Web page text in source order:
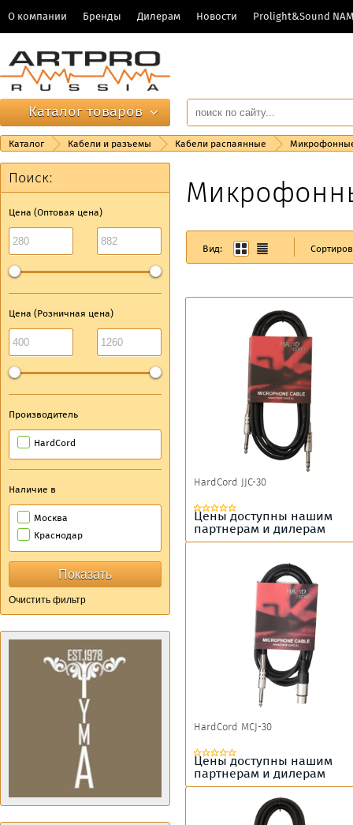
О компании Бренды Дилерам Новости Prolight&Sound
Каталог товаров
Каталог Кабели и разъемы Кабели распаянные
Поиск:
Цена (Оптовая цена)
Цена (Розничная цена)
Производитель
HardCord
Наличие в
Москва
Краснодар
Вид:
HardCord JJC-30
Цены доступны нашим
партнерам и дилерам
HardCord MCJ-30
Цены доступны нашим
партнерам и дилерам